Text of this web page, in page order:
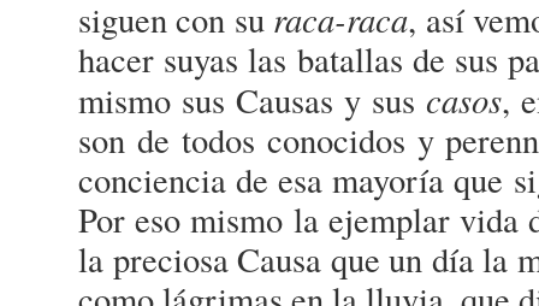
siguen con su raca-raca, así
hacer suyas las batallas de sus
mismo sus Causas y sus casos,
son de todos conocidos y
conciencia de esa mayoría que
Por eso mismo la ejemplar vida
la preciosa Causa que un día la